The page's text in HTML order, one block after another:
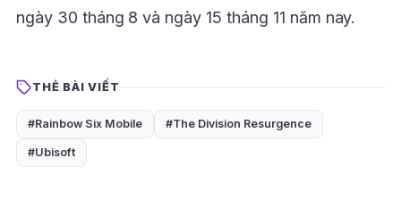
ngày 30 tháng 8 và ngày 15 tháng 11 năm nay.
THẺ BÀI VIẾT
#Rainbow Six Mobile #The Division Resurgence
#Ubisoft